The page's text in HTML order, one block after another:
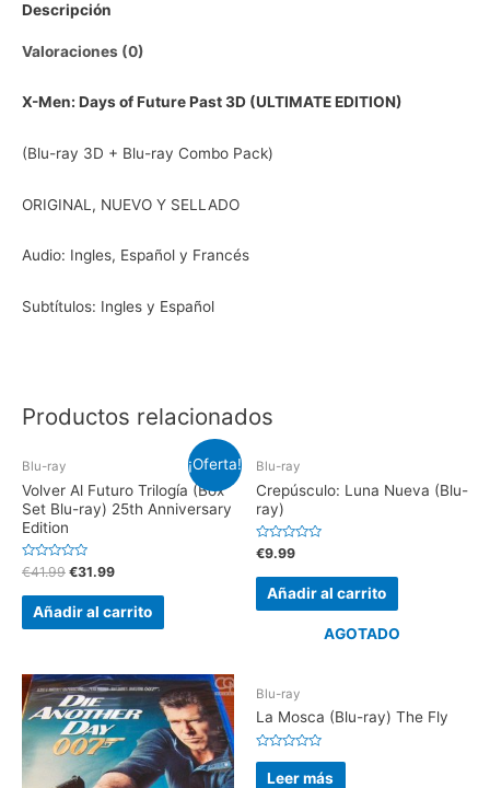
Descripción
Valoraciones (0)
X-Men: Days of Future Past 3D (ULTIMATE EDITION)
(Blu-ray 3D + Blu-ray Combo Pack)
ORIGINAL, NUEVO Y SELLADO
Audio: Ingles, Español y Francés
Subtítulos: Ingles y Español
Productos relacionados
¡Oferta!
Blu-ray
Volver Al Futuro Trilogía (Box
Set Blu-ray) 25th Anniversary
Edition
V
a
l
a
n
0
d
e
5
€41.99 €31.99
Añadir al carrito
Blu-ray
Crepúsculo: Luna Nueva (Blu-
ray)
V
a
l
a
e
€9.99
Añadir al carrito
AGOTADO
Blu-ray
La Mosca (Blu-ray) The Fly
V
Leer más